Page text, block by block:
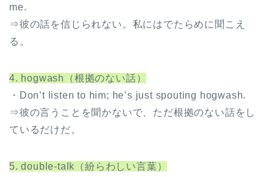
me.
⇒彼の話を信じられない。私にはでたらめに聞こえ
る。
4. hogwash（根拠のない話）
・Don’t listen to him; he’s just spouting hogwash.
⇒彼の言うことを聞かないで、ただ根拠のない話をし
ているだけだ。
5. double-talk（紛らわしい言葉）